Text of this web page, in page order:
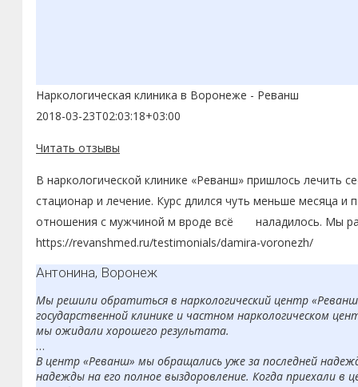
Наркологическая клиника в Воронеже - Реванш
2018-03-23T02:03:18+03:00
Читать отзывы
В наркологической клинике «Реванш» пришлось лечить
стационар и лечение. Курс длился чуть меньше месяца и
отношения с мужчиной м вроде всё наладилось. Мы
https://revanshmed.ru/testimonials/damira-voronezh/
Антонина, Воронеж
Мы решили обратиться в наркологический центр
государственной клинике и частном наркологическом
мы ожидали хорошего результата.
В центр «Реванш» мы обращались уже за последней
надежды на его полное выздоровление. Когда приехали в